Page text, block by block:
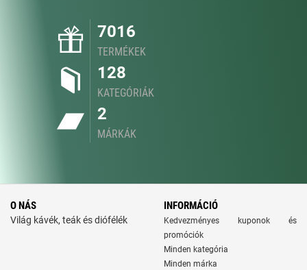
7016
TERMÉKEK
128
KATEGÓRIÁK
2
MÁRKÁK
O NÁS
Világ kávék, teák és diófélék
INFORMÁCIÓ
Kedvezményes kuponok és
promóciók
Minden kategória
Minden márka